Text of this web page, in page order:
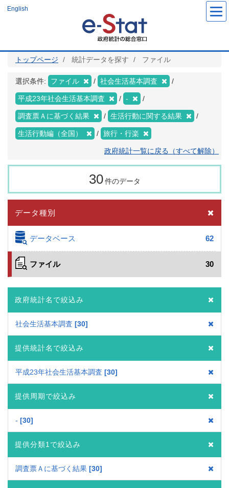
ツ
English
トップページ 統計データを探す ファイル
選択条件: ファイル 社会生活基本調査
平成23年社会生活基本調査 -
調査票Ａに基づく結果 生活行動に関する結果
生活行動編（全国） 旅行・行楽
政府統計一覧に戻る（すべて解除）
30 件のデータ
データ種別
データベース 62
ファイル 30
政府統計名で絞込み
社会生活基本調査 30
提供統計名で絞込み
平成23年社会生活基本調査 30
提供周期で絞込み
- 30
提供分類1で絞込み
調査票Ａに基づく結果 30